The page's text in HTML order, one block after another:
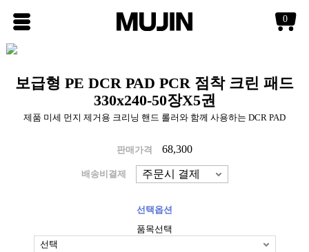
0
보급형 PE DCR PAD PCR 점착 크린 패드
330x240-50장X5권
제품 미세 먼지 제거용 크리닝 핸드 롤러와 함께 사용하는 DCR PAD
판매가격 68,300
배송비결제
선택옵션
품목선택